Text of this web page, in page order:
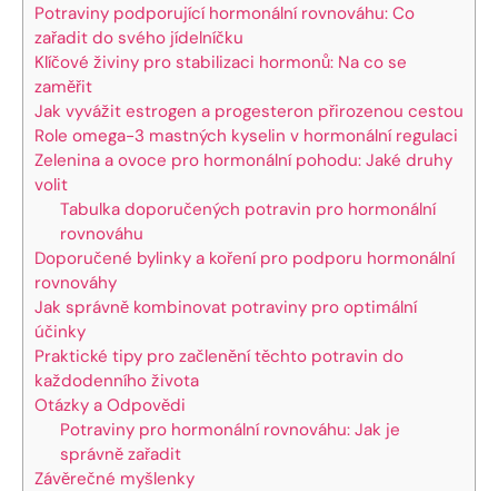
Potraviny podporující hormonální rovnováhu: Co
zařadit do svého jídelníčku
Klíčové živiny pro stabilizaci hormonů: Na co se
zaměřit
Jak vyvážit estrogen a progesteron přirozenou cestou
Role omega-3 mastných kyselin v hormonální regulaci
Zelenina a ovoce pro hormonální pohodu: Jaké druhy
volit
Tabulka doporučených potravin pro hormonální
rovnováhu
Doporučené bylinky a koření pro podporu hormonální
rovnováhy
Jak správně kombinovat potraviny pro optimální
účinky
Praktické tipy pro začlenění těchto potravin do
každodenního života
Otázky a Odpovědi
Potraviny pro hormonální rovnováhu: Jak je
správně zařadit
Závěrečné myšlenky